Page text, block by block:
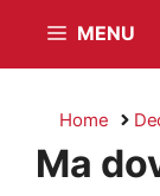
MENU
Home
Ma